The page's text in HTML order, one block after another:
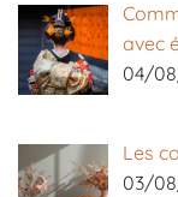
avec
04/
Les
03/